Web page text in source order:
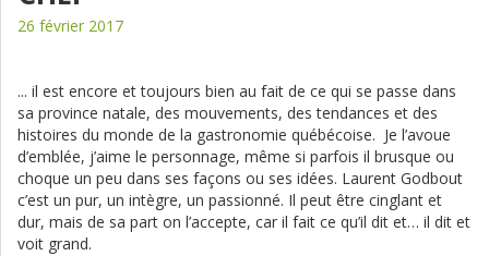
26 février 2017
... il est encore et toujours bien au fait de ce qui se passe dans
sa province natale, des mouvements, des tendances et des
histoires du monde de la gastronomie québécoise. Je l’avoue
d’emblée, j’aime le personnage, même si parfois il brusque ou
choque un peu dans ses façons ou ses idées. Laurent Godbout
c’est un pur, un intègre, un passionné. Il peut être cinglant et
dur, mais de sa part on l’accepte, car il fait ce qu’il dit et… il dit et
voit grand.